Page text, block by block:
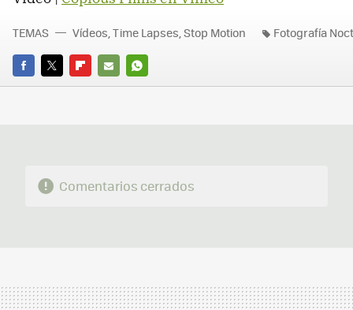
FACEBOOK
TWITTERFLIPBOARD
E-
WHATSAPP
TEMAS Vídeos, Time Lapses, Stop Motion Fotografía
Comentarios cerrados